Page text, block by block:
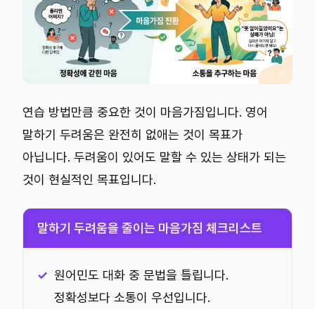
연습 방법만큼 중요한 것이 마음가짐입니다. 영어
말하기 두려움은 완전히 없애는 것이 목표가
아닙니다. 두려움이 있어도 말할 수 있는 상태가 되는
것이 현실적인 목표입니다.
말하기 두려움을 줄이는 마음가짐 체크리스트
원어민도 대화 중 문법을 틀립니다.
정확성보다 소통이 우선입니다.